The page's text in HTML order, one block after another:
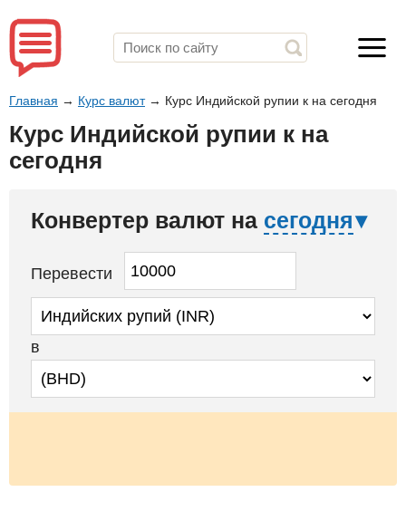
Главная → Курс валют→ Курс Индийской рупии к на сегодня
Курс Индийской рупии к на
сегодня
Конвертер валют на сегодня
Перевести
в